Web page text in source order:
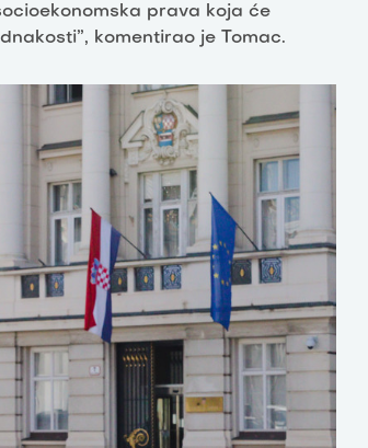
prava koja će
komentirao je Tomac.